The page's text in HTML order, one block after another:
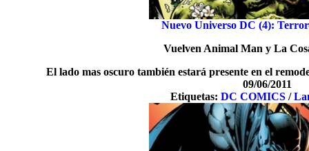
Nuevo Universo DC (4):
Vuelven Animal Man y La
El lado mas oscuro también estará presente en el
09/06/2011
Etiquetas: DC COMICS /